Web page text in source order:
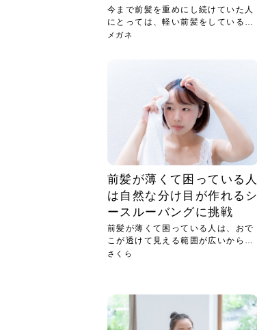
今まで前髪を重めにし続けていた人
にとっては、軽い前髪をしている人
を見...
メガネ
前髪が薄くて困っている人
は自然な分け目が作れるシ
ースルーバングに挑戦
前髪が薄くて困っている人は、おで
こが透けて見える範囲が広いからで
はな...
さくら